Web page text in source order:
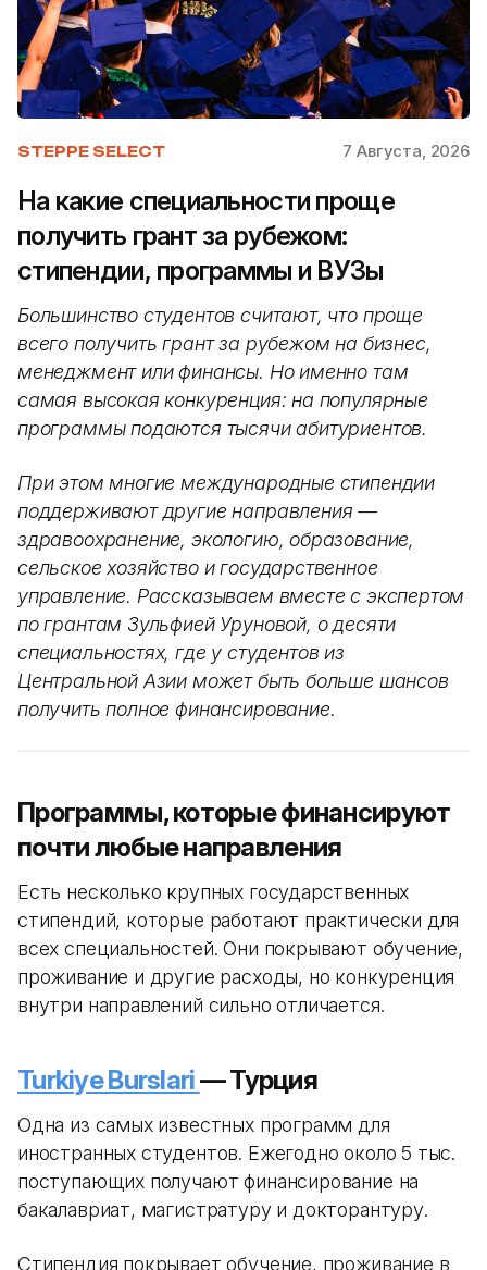
STEPPE SELECT 7 Августа, 2026
На какие специальности проще
получить грант за рубежом:
стипендии, программы и ВУЗы
Большинство студентов считают, что проще
всего получить грант за рубежом на бизнес,
менеджмент или финансы. Но именно там
самая высокая конкуренция: на популярные
программы подаются тысячи абитуриентов.
При этом многие международные стипендии
поддерживают другие направления —
здравоохранение, экологию, образование,
сельское хозяйство и государственное
управление. Рассказываем вместе с экспертом
по грантам Зульфией Уруновой, о десяти
специальностях, где у студентов из
Центральной Азии может быть больше шансов
получить полное финансирование.
Программы, которые финансируют
почти любые направления
Есть несколько крупных государственных
стипендий, которые работают практически для
всех специальностей. Они покрывают обучение,
проживание и другие расходы, но конкуренция
внутри направлений сильно отличается.
Turkiye Burslari— Турция
Одна из самых известных программ для
иностранных студентов. Ежегодно около 5 тыс.
поступающих получают финансирование на
бакалавриат, магистратуру и докторантуру.
Стипендия покрывает обучение, проживание в